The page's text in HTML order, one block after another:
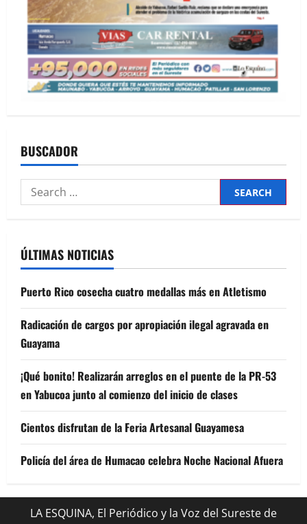
BUSCADOR
Search
for:
ÚLTIMAS NOTICIAS
Puerto Rico cosecha cuatro medallas más en Atletismo
Radicación de cargos por apropiación ilegal agravada en
Guayama
¡Qué bonito! Realizarán arreglos en el puente de la PR-53
en Yabucoa junto al comienzo del inicio de clases
Cientos disfrutan de la Feria Artesanal Guayamesa
Policía del área de Humacao celebra Noche Nacional Afuera
LA ESQUINA, El Periódico y la Voz del Sureste de